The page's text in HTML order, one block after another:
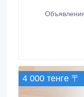
4 000 тенге 〒